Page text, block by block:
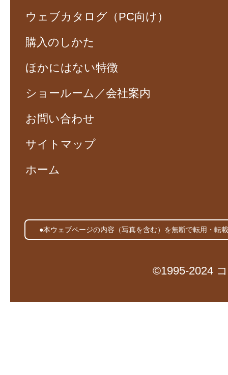
ウェブカタログ（PC向け）
購入のしかた
ほかにはない特徴
ショールーム／会社案内
お問い合わせ
サイトマップ
ホーム
●本ウェブページの内容（写真を含む）を無断で転用・転
©1995-2024